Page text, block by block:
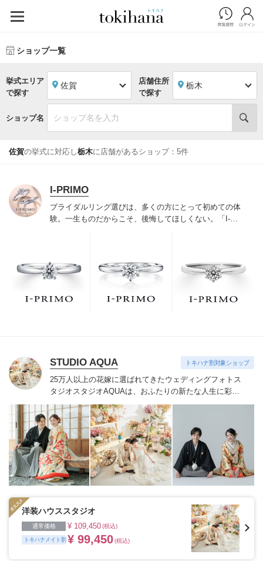
ショップ一覧
挙式エリア
で探す
佐賀
店舗住所
で探す
栃木
ショップ名
佐賀の挙式に対応し栃木に店舗があるショップ：5件
I-PRIMO
ブライダルリング選びは、多くの方にとって初めての体
験。一生ものだからこそ、後悔してほしくない。「I-
でお待ちしております。リング選びの最初の一歩をご一
緒に。まずは、アイプリモへ。
STUDIO AQUA トキハナ割対象ショップ
25万人以上の花嫁に選ばれてきたウェディングフォトス
タジオスタジオAQUAは、おふたりの新たな人生に彩り
を添える“最高のウェディングフォト”のお手伝いをさせ
ていただきます。1枚の写真のチカラを信じて
洋装ハウススタジオ
通常価格 ¥ 109,450(税込)
トキハナメイト割 ¥ 99,450(税込)